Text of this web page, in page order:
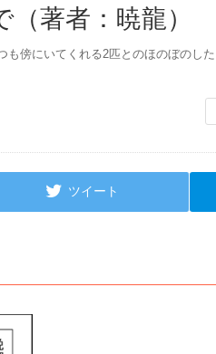
著者：暁龍）
も傍にいてくれる2匹とのほのぼのし
ツイート